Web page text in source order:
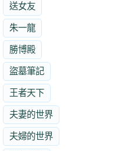
送女友
朱一龍
勝博殿
盜墓筆記
王者天下
夫妻的世界
夫婦的世界